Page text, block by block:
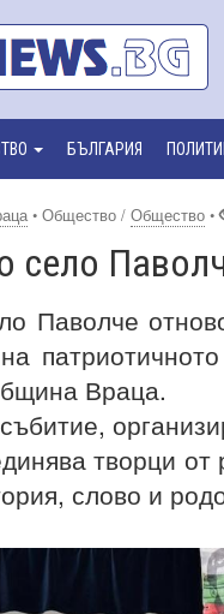
БЪЛГАРИЯ
• Общество / Общество •
село
Паволче
Враца.
творци
слово и